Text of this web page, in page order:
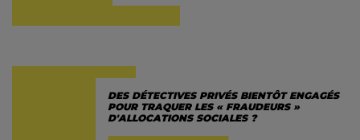
DES DÉTECTIVES PRIVÉS BIENTÔT ENGAGÉS
POUR TRAQUER LES « FRAUDEURS »
D'ALLOCATIONS SOCIALES ?